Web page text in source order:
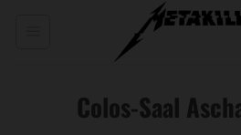
Colos-Saal